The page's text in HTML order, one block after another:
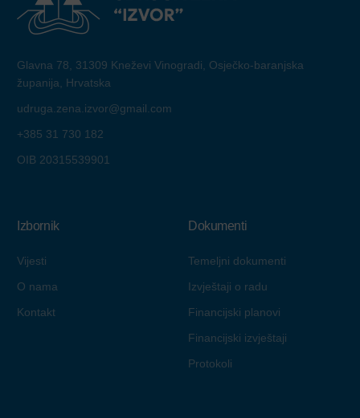
Glavna 78, 31309 Kneževi Vinogradi, Osječko-baranjska
županija, Hrvatska
udruga.zena.izvor@gmail.com
+385 31 730 182
OIB 20315539901
Izbornik
Vijesti
O nama
Kontakt
Dokumenti
Temeljni dokumenti
Izvještaji o radu
Financijski planovi
Financijski izvještaji
Protokoli